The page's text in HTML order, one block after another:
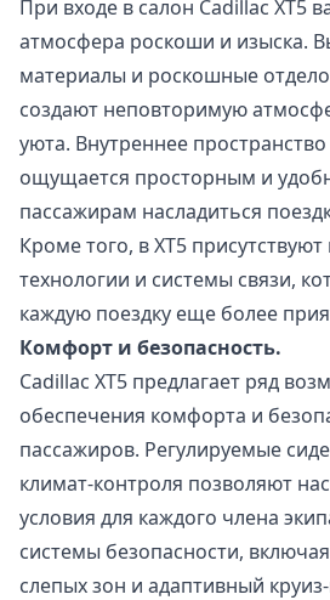
При входе в салон Cadillac XT5
атмосфера роскоши и изыска.
материалы и роскошные
создают неповторимую
уюта. Внутреннее
ощущается просторным и
пассажирам насладиться
Кроме того, в XT5
технологии и системы связи,
каждую поездку еще более
Комфорт и безопасность.
Cadillac XT5 предлагает ряд
обеспечения комфорта и
пассажиров. Регулируемые
климат-контроля позволяют
условия для каждого члена
системы безопасности,
слепых зон и адаптивный